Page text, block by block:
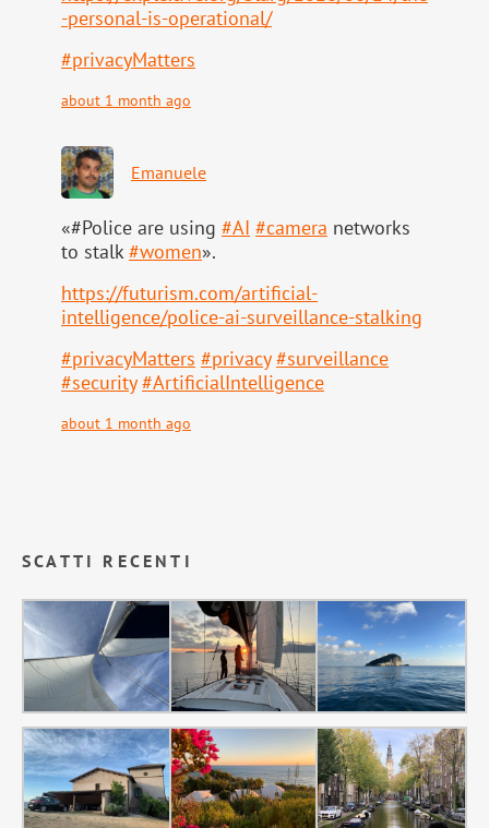
-personal-is-operational/
#privacyMatters
about 1 month ago
Emanuele
«#Police are using #AI #camera networks
to stalk#women».
https://futurism.com/artificial-
intelligence/police-ai-surveillance-stalking
#privacyMatters #privacy #surveillance
#security #ArtificialIntelligence
about 1 month ago
SCATTI RECENTI